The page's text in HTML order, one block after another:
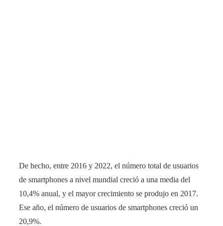
De hecho, entre 2016 y 2022, el número total de usuarios
de smartphones a nivel mundial creció a una media del
10,4% anual, y el mayor crecimiento se produjo en 2017.
Ese año, el número de usuarios de smartphones creció un
20,9%.